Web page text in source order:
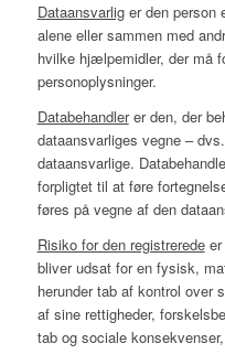
Dataansvarliger den person
alene eller sammen med
hvilke hjælpemidler, der må
personoplysninger.
Databehandlerer den, der
dataansvarliges vegne –
dataansvarlige.
forpligtet til at føre
føres på vegne af den
Risiko for den registreredeer
bliver udsat for en fysisk,
herunder tab af kontrol over
af sine rettigheder,
tab og sociale